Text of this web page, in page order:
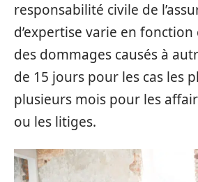
responsabilité civile de
d’expertise varie en
des dommages causés à
de 15 jours pour les cas les
plusieurs mois pour les
ou les litiges.